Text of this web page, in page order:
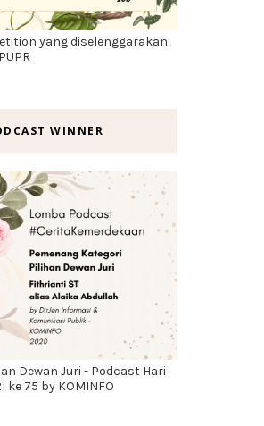
yang diselenggarakan
WINNER
Dewan Juri - Podcast Hari
ke 75 by KOMINFO